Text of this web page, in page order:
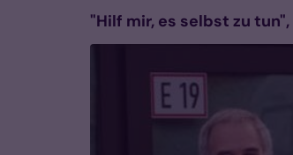
"Hilf mir, es selbst zu